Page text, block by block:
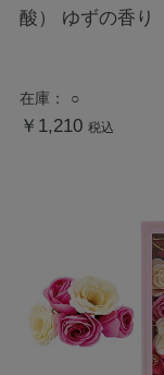
酸） ゆずの香り
在庫： ○
￥1,210 税込